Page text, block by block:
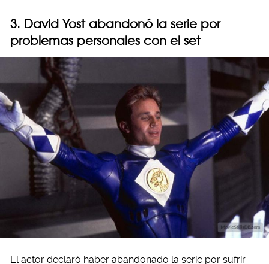
3. David Yost abandonó la serie por
problemas personales con el set
El actor declaró haber abandonado la serie por sufrir